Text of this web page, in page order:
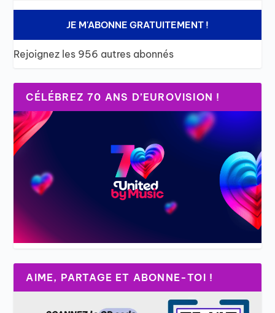
JE M'ABONNE GRATUITEMENT !
Rejoignez les 956 autres abonnés
CÉLÉBREZ 70 ANS D’EUROVISION !
AIME, PARTAGE ET ABONNE-TOI !